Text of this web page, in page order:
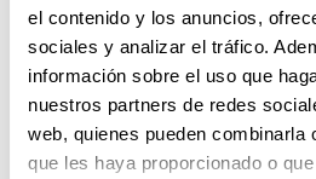
el contenido y los anuncios,
sociales y analizar el tráfico.
información sobre el uso que
nuestros partners de redes
web, quienes pueden combinarla
que les haya proporcionado o
primero que miran los clientes
o la marca de una prenda. En
encontrarás dos tipos de
puedes personalizar para